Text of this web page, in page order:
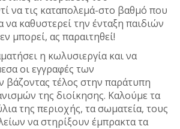
να τις καταπολεμά-στο βαθμό που
να καθυστερεί την ένταξη παιδιών
μπορεί, ας παραιτηθεί!
η κωλυσιεργία και να
οι εγγραφές των
τέλος στην παράτυπη
της διοίκησης. Καλούμε τα
της περιοχής, τα σωματεία, τους
να στηρίξουν έμπρακτα τα